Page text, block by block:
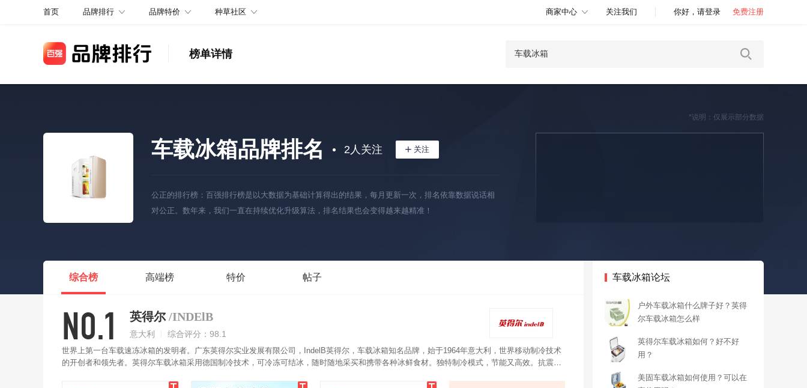
首页 品牌排行 品牌特价 种草社区 商家中心 关注我们 你好，请登录 免费注册
榜单详情
车载冰箱品牌排名 2人关注
公正的排行榜：百强排行榜是以大数据为基础计算得出的结果，每月更新一次，排名依靠数据说话相
对公正。数年来，我们一直在持续优化升级算法，排名结果也会变得越来越精准！
*说明：仅展示部分数据
综合榜 高端榜 特价 帖子
NO.1 英得尔 /INDElB
意大利 综合评分：98.1
世界上第一台车载速冻冰箱的发明者。广东英得尔实业发展有限公司，IndelB英得尔，车载冰箱知名品牌，始于1964年意大利，世界移动制冷技术
的开创者和领先者。英得尔车载冰箱采用德国制冷技术，可冷冻可结冰，随时随地采买和携带各种冰鲜食材。独特制冷模式，节能又高效。抗震防
车载冰箱论坛
户外车载冰箱什么牌子好？英得
尔车载冰箱怎么样
英得尔车载冰箱如何？好不好
用？
美固车载冰箱如何使用？可以在